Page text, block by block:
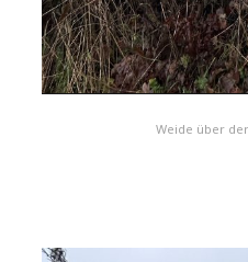
Weide über